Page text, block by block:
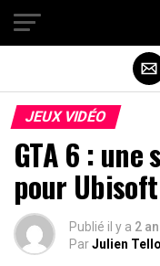
JEUX VIDÉO
GTA 6 :
pour Ubisoft
Publié il y a 2
ParJulien